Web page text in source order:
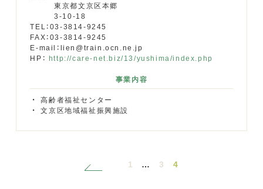
東京都文京区本郷
3-10-18
TEL：03-3814-9245
FAX：03-3814-9245
E-mail：lien@train.ocn.ne.jp
HP： http://care-net.biz/13/yushima/index.php
事業内容
高齢者福祉センター
文京区地域福祉振興施設
1 … 3 4